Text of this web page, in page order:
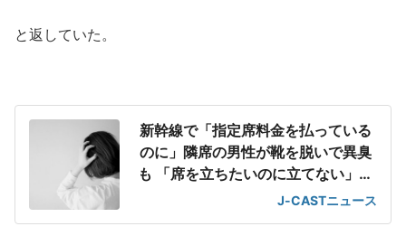
と返していた。
新幹線で「指定席料金を払っている
のに」隣席の男性が靴を脱いで異臭
も 「席を立ちたいのに立てない」息
J-CASTニュース